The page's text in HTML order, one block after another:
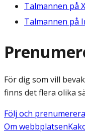
Talmannen på X
Talmannen på
För dig som vill
finns det flera olika
Följ och prenumerera
Om webbplatsen